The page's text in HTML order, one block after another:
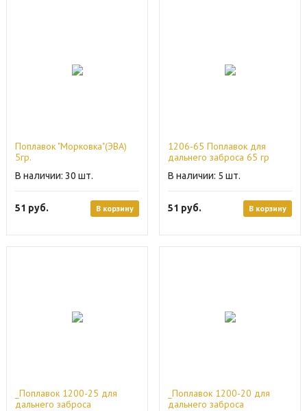
Поплавок "Морковка"(ЭВА)
5гр.
30
51 руб. В корзину
1206-65 Поплавок для
дальнего заброса 65 гр
5
51 руб. В корзину
_Поплавок 1200-25 для
дальнего заброса
_Поплавок 1200-20 для
дальнего заброса